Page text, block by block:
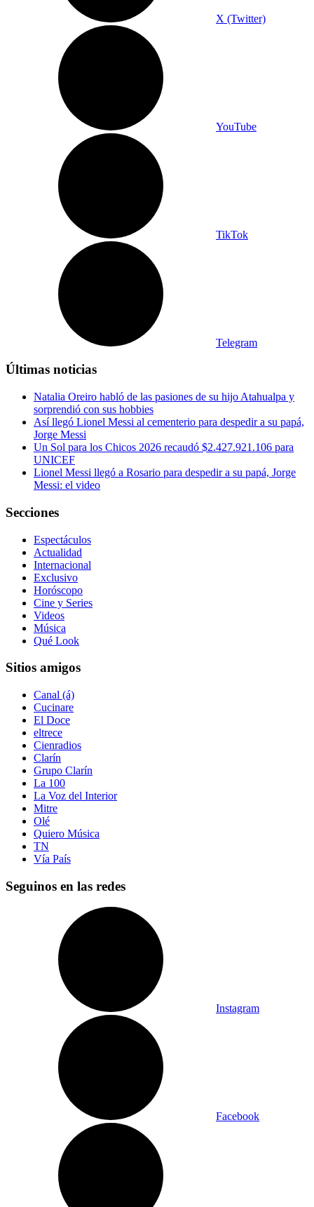
X (Twitter)
YouTube
TikTok
Telegram
Últimas noticias
Natalia Oreiro habló de las pasiones de su hijo Atahualpa y
sorprendió con sus hobbies
Así llegó Lionel Messi al cementerio para despedir a su papá,
Jorge Messi
Un Sol para los Chicos 2026 recaudó $2.427.921.106 para
UNICEF
Lionel Messi llegó a Rosario para despedir a su papá, Jorge
Messi: el video
Secciones
Espectáculos
Actualidad
Internacional
Exclusivo
Horóscopo
Cine y Series
Videos
Música
Qué Look
Sitios amigos
Canal (á)
Cucinare
El Doce
eltrece
Cienradios
Clarín
Grupo Clarín
La 100
La Voz del Interior
Mitre
Olé
Quiero Música
TN
Vía País
Seguinos en las redes
Instagram
Facebook